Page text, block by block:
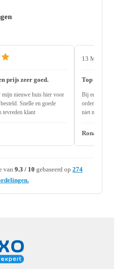
prijs zeer goed.
nieuwe huis hier voor
Snelle en goede
tevreden klant
13 May 2026
Top service
Bij een andere
order
niet nodig 2
Ronald
van 9.3 / 10 gebaseerd op 274